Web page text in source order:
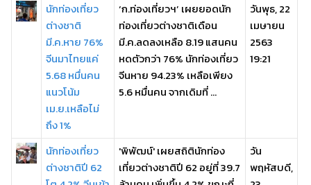
นักท่องเที่ยว
ต่างชาติ
มี.ค.หาย 76%
จีนมาไทยแค่
5.68 หมื่นคน
แนวโน้ม
เม.ย.เหลือไม่
ถึง 1%
‘ก.ท่องเที่ยวฯ’ เผยยอดนัก
ท่องเที่ยวต่างชาติเดือน
มี.ค.ลดลงเหลือ 8.19 แสนคน
หดตัวกว่า 76% นักท่องเที่ยว
จีนหาย 94.23% เหลือเพียง
5.6 หมื่นคน จากเดิมที่ ...
วันพุธ, 22
เมษายน
2563
19:21
นักท่องเที่ยว
ต่างชาติปี 62
'พิพัฒน์' เผยสถิตินักท่อง
เที่ยวต่างชาติปี 62 อยู่ที่ 39.7
วัน
พฤหัสบดี,